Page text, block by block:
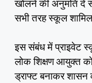
खोलने की अनुमति दे
सभी तरह स्कूल
इस संबंध में प्राइवेट
लोक शिक्षण आयुक्त
ड्राफ्ट बनाकर